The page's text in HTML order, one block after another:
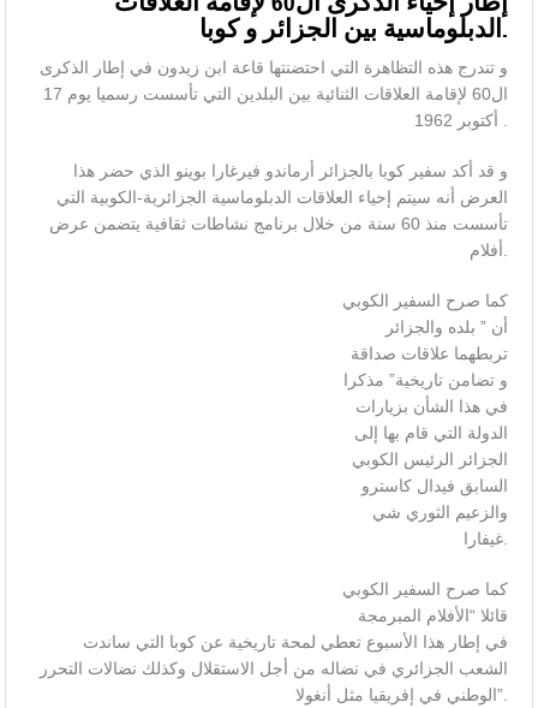
الدبلوماسية بين الجزائر و كوبا.
و تندرج هذه التظاهرة التي احتضنتها قاعة ابن زيدون في إطار الذكرى
ال60 لإقامة العلاقات الثنائية بين البلدين التي تأسست رسميا يوم 17
و قد أكد سفير كوبا بالجزائر أرماندو فيرغارا بوينو الذي حضر هذا
العرض أنه سيتم إحياء العلاقات الدبلوماسية الجزائرية-الكوبية التي
تأسست منذ 60 سنة من خلال برنامج نشاطات ثقافية يتضمن عرض
كما صرح السفير الكوبي
أن ” بلده والجزائر
تربطهما علاقات صداقة
و تضامن تاريخية” مذكرا
في هذا الشأن بزيارات
الدولة التي قام بها إلى
الجزائر الرئيس الكوبي
السابق فيدال كاسترو
والزعيم الثوري شي
غيفارا.
كما صرح السفير الكوبي
قائلا “الأفلام المبرمجة
في إطار هذا الأسبوع تعطي لمحة تاريخية عن كوبا التي ساندت
الشعب الجزائري في نضاله من أجل الاستقلال وكذلك نضالات التحرر
الوطني في إفريقيا مثل أنغولا”.